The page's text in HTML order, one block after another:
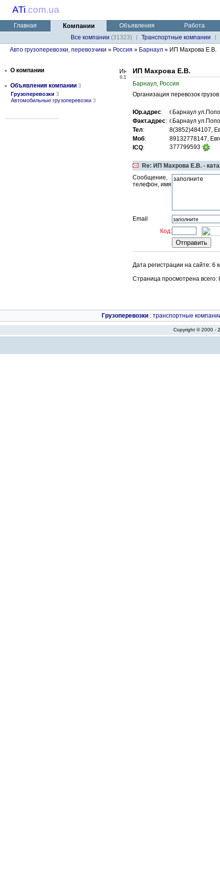
ATi.com.ua
Главная Компании Объявления
Работа
Все компании (31323)
Транспортные компании
Авто грузоперевозки, перевозчики » Россия » Барнаул » ИП Махрова Е.В.
• О компании
• Объявления компании 3
Грузоперевозки 3
Автомобильные грузоперевозки 3
0.1
ИП Махрова Е.В.
Барнаул, Россия
Организация перевозок
Юр.адрес:
г.Барнаул
Факт.адрес: г.Барнаул
Тел:
8(3852)484107,
Моб:
89132778147,
ICQ: 377799593
Re: ИП Махрова Е.В. -
Сообщение,
телефон, имя
Email
Код:
Дата регистрации на сайте: 6
Страница просмотрена всего:
Грузоперевозки : транспортные
Copyright © 2000 -